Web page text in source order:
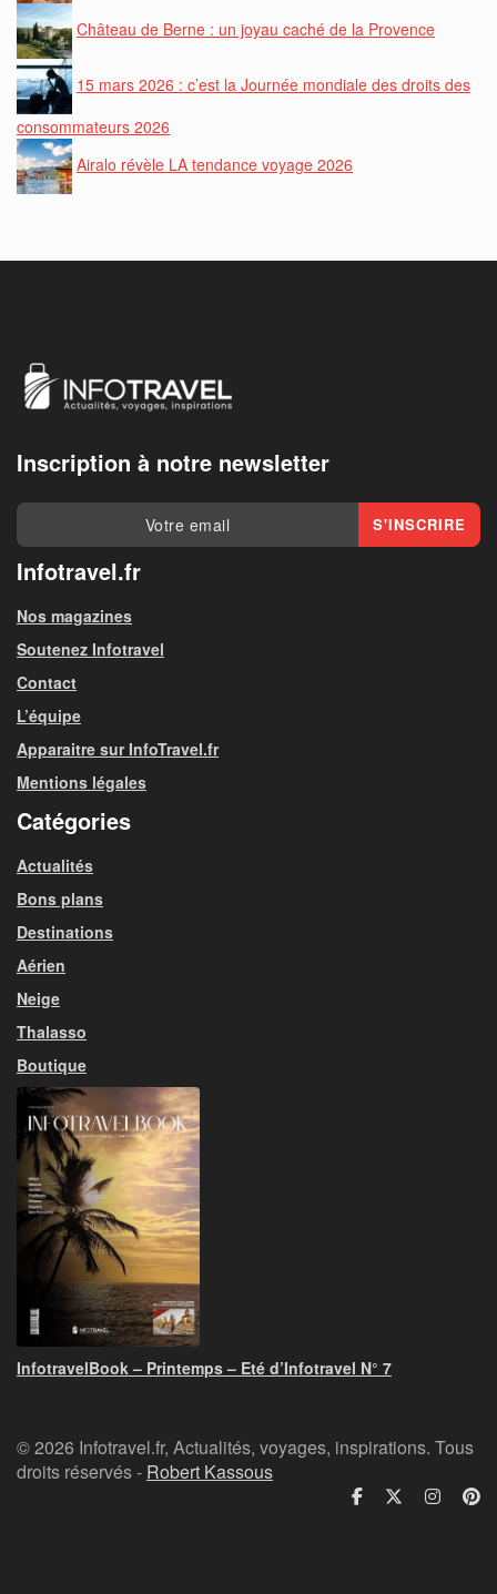
Château de Berne : un joyau caché de la Provence
15 mars 2026 : c’est la Journée mondiale des droits des
consommateurs 2026
Airalo révèle LA tendance voyage 2026
Inscription à notre newsletter
Infotravel.fr
Nos magazines
Soutenez Infotravel
Contact
L’équipe
Apparaitre sur InfoTravel.fr
Mentions légales
Catégories
Actualités
Bons plans
Destinations
Aérien
Neige
Thalasso
Boutique
InfotravelBook – Printemps – Eté d’Infotravel N° 7
© 2026 Infotravel.fr, Actualités, voyages, inspirations. Tous
droits réservés - Robert Kassous